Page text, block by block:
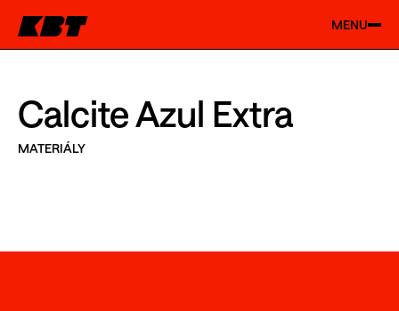
MENU
Calcite Azul Extra
MATERIÁLY